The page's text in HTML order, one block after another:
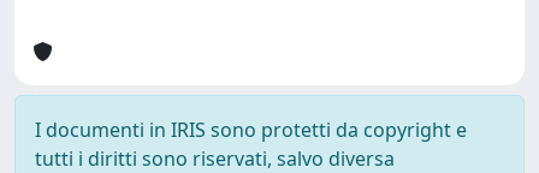
I documenti in IRIS sono protetti da copyright e
tutti i diritti sono riservati, salvo diversa